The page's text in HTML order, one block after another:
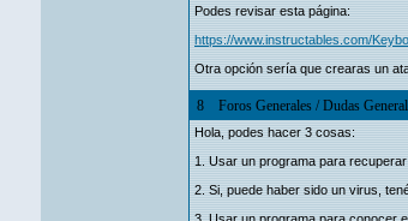
Podes revisar esta página:
https://www.instructables.com/
Otra opción sería que crearas un
8 Foros Generales /Dudas
Hola, podes hacer 3 cosas:
1. Usar un programa para
2. Si, puede haber sido un virus,